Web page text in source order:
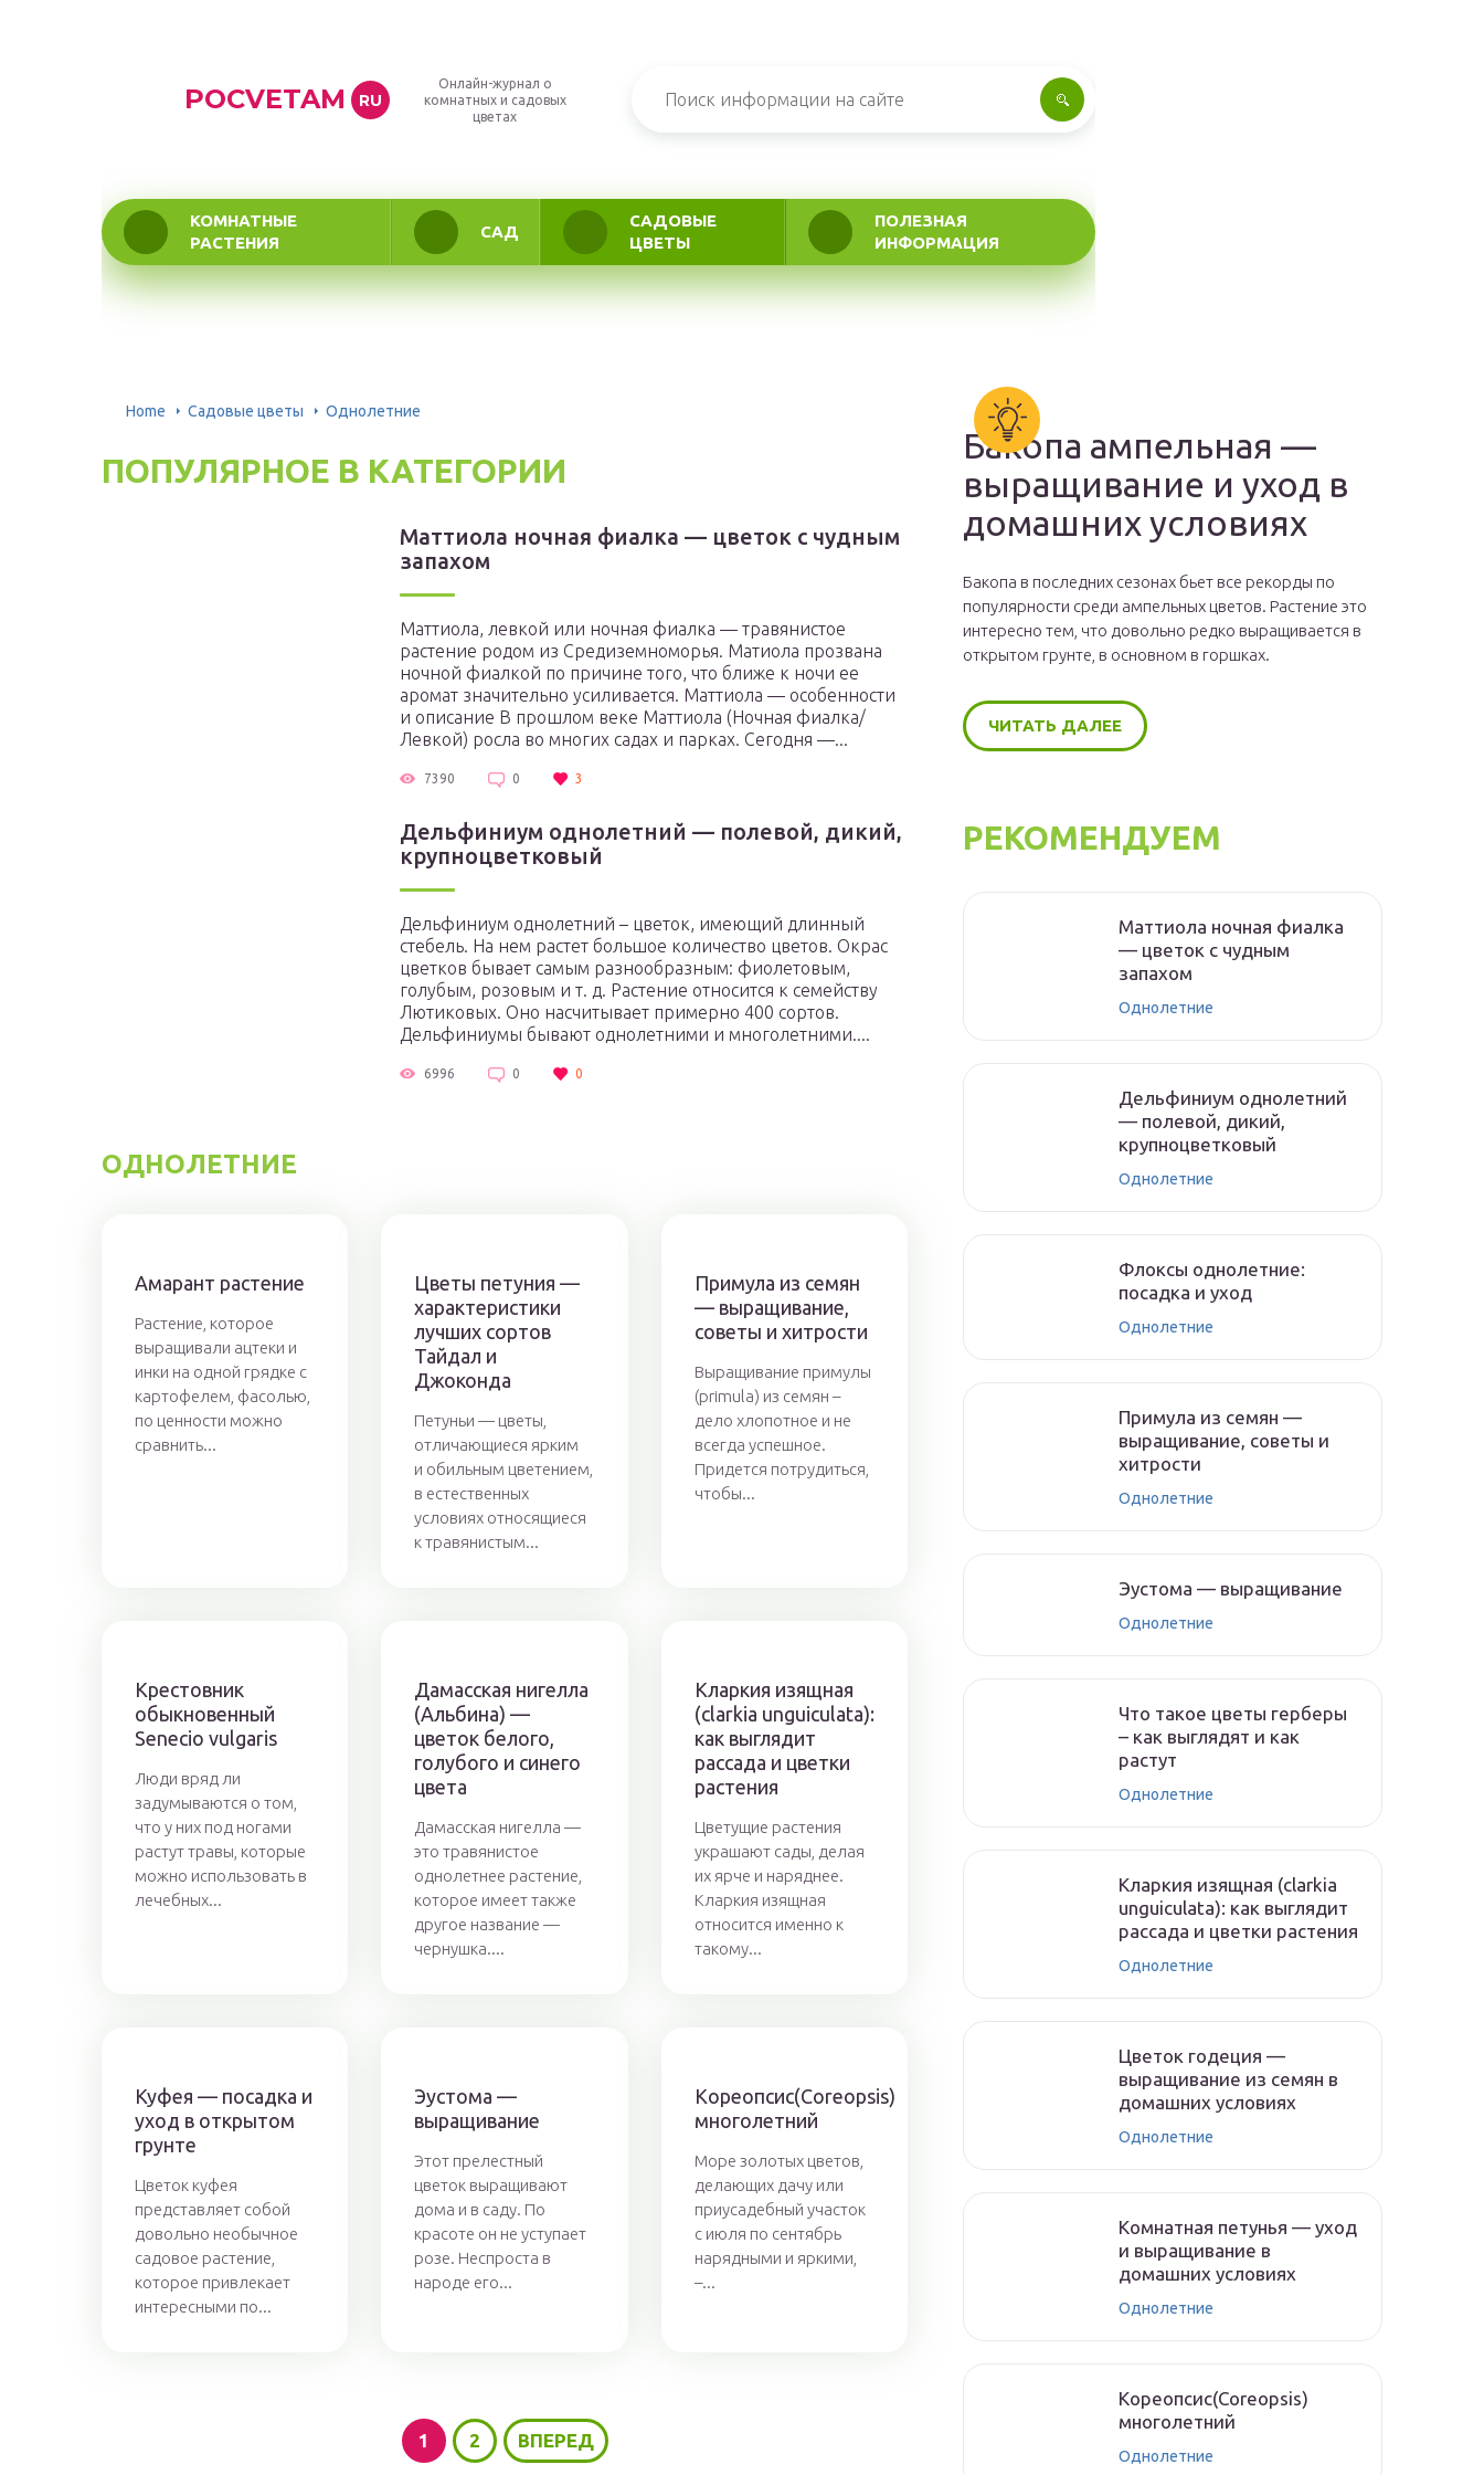
POCVETAM RU
Онлайн-журнал о
комнатных и садовых
цветах
КОМНАТНЫЕ
РАСТЕНИЯ
САД
САДОВЫЕ
ЦВЕТЫ
ПОЛЕЗНАЯ
ИНФОРМАЦИЯ
Home Садовые цветы Однолетние
ПОПУЛЯРНОЕ В КАТЕГОРИИ
Маттиола ночная фиалка — цветок с чудным
запахом
Маттиола, левкой или ночная фиалка — травянистое
растение родом из Средиземноморья. Матиола прозвана
ночной фиалкой по причине того, что ближе к ночи ее
аромат значительно усиливается. Маттиола — особенности
и описание В прошлом веке Маттиола (Ночная фиалка/
Левкой) росла во многих садах и парках. Сегодня —...
7390 0 3
Дельфиниум однолетний — полевой, дикий,
крупноцветковый
Дельфиниум однолетний – цветок, имеющий длинный
стебель. На нем растет большое количество цветов. Окрас
цветков бывает самым разнообразным: фиолетовым,
голубым, розовым и т. д. Растение относится к семейству
Лютиковых. Оно насчитывает примерно 400 сортов.
Дельфиниумы бывают однолетними и многолетними....
6996 0 0
ОДНОЛЕТНИЕ
Амарант растение
Растение, которое
выращивали ацтеки и
инки на одной грядке с
картофелем, фасолью,
по ценности можно
сравнить...
Цветы петуния —
характеристики
лучших сортов
Тайдал и
Джоконда
Петуньи — цветы,
отличающиеся ярким
и обильным цветением,
в естественных
условиях относящиеся
к травянистым...
Примула из семян
— выращивание,
советы и хитрости
Выращивание примулы
(primula) из семян –
дело хлопотное и не
всегда успешное.
Придется потрудиться,
чтобы...
Крестовник
обыкновенный
Senecio vulgaris
Люди вряд ли
задумываются о том,
что у них под ногами
растут травы, которые
можно использовать в
лечебных...
Дамасская нигелла
(Альбина) —
цветок белого,
голубого и синего
цвета
Дамасская нигелла —
это травянистое
однолетнее растение,
которое имеет также
другое название —
чернушка....
Кларкия изящная
(clarkia unguiculata):
как выглядит
рассада и цветки
растения
Цветущие растения
украшают сады, делая
их ярче и наряднее.
Кларкия изящная
относится именно к
такому...
Куфея — посадка и
уход в открытом
грунте
Цветок куфея
представляет собой
довольно необычное
садовое растение,
которое привлекает
интересными по...
Эустома —
выращивание
Этот прелестный
цветок выращивают
дома и в саду. По
красоте он не уступает
розе. Неспроста в
народе его...
Кореопсис(Coreopsis)
многолетний
Море золотых цветов,
делающих дачу или
приусадебный участок
с июля по сентябрь
нарядными и яркими,
–...
1 2 ВПЕРЕД
Бакопа ампельная —
выращивание и уход в
домашних условиях
Бакопа в последних сезонах бьет все рекорды по
популярности среди ампельных цветов. Растение это
интересно тем, что довольно редко выращивается в
открытом грунте, в основном в горшках.
ЧИТАТЬ ДАЛЕЕ
РЕКОМЕНДУЕМ
Маттиола ночная фиалка
— цветок с чудным
запахом
Однолетние
Дельфиниум однолетний
— полевой, дикий,
крупноцветковый
Однолетние
Флоксы однолетние:
посадка и уход
Однолетние
Примула из семян —
выращивание, советы и
хитрости
Однолетние
Эустома — выращивание
Однолетние
Что такое цветы герберы
– как выглядят и как
растут
Однолетние
Кларкия изящная (clarkia
unguiculata): как выглядит
рассада и цветки растения
Однолетние
Цветок годеция —
выращивание из семян в
домашних условиях
Однолетние
Комнатная петунья — уход
и выращивание в
домашних условиях
Однолетние
Кореопсис(Coreopsis)
многолетний
Однолетние